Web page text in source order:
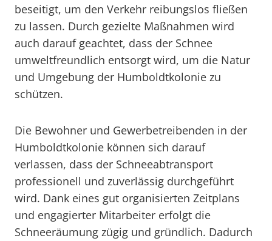
beseitigt, um den Verkehr reibungslos fließen
zu lassen. Durch gezielte Maßnahmen wird
auch darauf geachtet, dass der Schnee
umweltfreundlich entsorgt wird, um die Natur
und Umgebung der Humboldtkolonie zu
schützen.
Die Bewohner und Gewerbetreibenden in der
Humboldtkolonie können sich darauf
verlassen, dass der Schneeabtransport
professionell und zuverlässig durchgeführt
wird. Dank eines gut organisierten Zeitplans
und engagierter Mitarbeiter erfolgt die
Schneeräumung zügig und gründlich. Dadurch